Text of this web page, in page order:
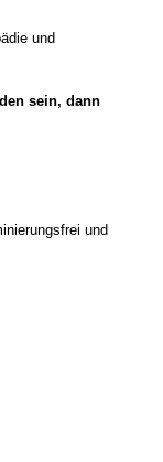
und
sein, dann
und